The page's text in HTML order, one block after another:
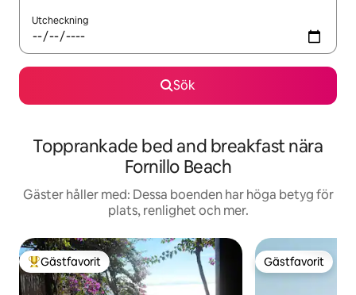
Utcheckning
Sök
Topprankade bed and breakfast nära
Fornillo Beach
Gäster håller med: Dessa boenden har höga betyg för
plats, renlighet och mer.
Populär gästfavorit
Gästfavorit Gästfavorit
Gästfavorit